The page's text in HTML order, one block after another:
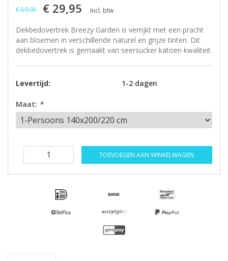
€ 59,95 € 29,95 Incl. btw
Dekbedovertrek Breezy Garden is verrijkt met een pracht
aan bloemen in verschillende naturel en grijze tinten. Dit
dekbedovertrek is gemaakt van seersucker katoen kwaliteit.
Levertijd: 1-2 dagen
Maat: *
TOEVOEGEN AAN WINKELWAGEN